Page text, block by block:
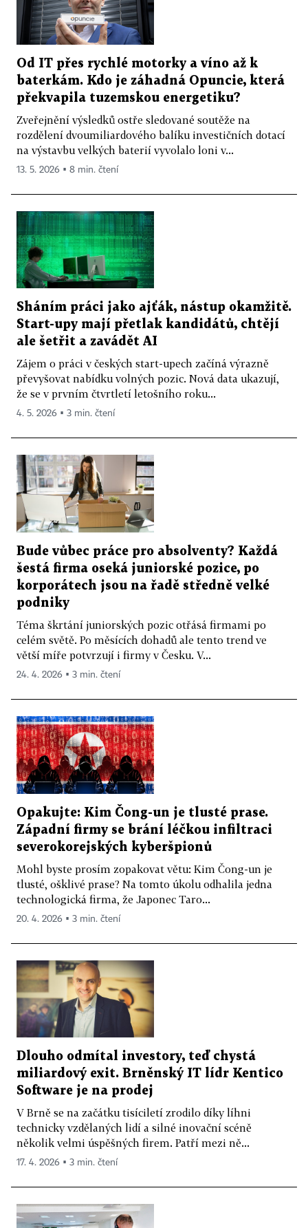
Od IT přes rychlé motorky a víno až k
baterkám. Kdo je záhadná Opuncie, která
překvapila tuzemskou energetiku?
Zveřejnění výsledků ostře sledované soutěže na
rozdělení dvoumiliardového balíku investičních dotací
na výstavbu velkých baterií vyvolalo loni v...
13. 5. 2026 ▪ 8 min. čtení
Sháním práci jako ajťák, nástup okamžitě.
Start-upy mají přetlak kandidátů, chtějí
ale šetřit a zavádět AI
Zájem o práci v českých start-upech začíná výrazně
převyšovat nabídku volných pozic. Nová data ukazují,
že se v prvním čtvrtletí letošního roku...
4. 5. 2026 ▪ 3 min. čtení
Bude vůbec práce pro absolventy? Každá
šestá firma oseká juniorské pozice, po
korporátech jsou na řadě středně velké
podniky
Téma škrtání juniorských pozic otřásá firmami po
celém světě. Po měsících dohadů ale tento trend ve
větší míře potvrzují i firmy v Česku. V...
24. 4. 2026 ▪ 3 min. čtení
Opakujte: Kim Čong-un je tlusté prase.
Západní firmy se brání léčkou infiltraci
severokorejských kyberšpionů
Mohl byste prosím zopakovat větu: Kim Čong-un je
tlusté, ošklivé prase? Na tomto úkolu odhalila jedna
technologická firma, že Japonec Taro...
20. 4. 2026 ▪ 3 min. čtení
Dlouho odmítal investory, teď chystá
miliardový exit. Brněnský IT lídr Kentico
Software je na prodej
V Brně se na začátku tisíciletí zrodilo díky líhni
technicky vzdělaných lidí a silné inovační scéně
několik velmi úspěšných firem. Patří mezi ně...
17. 4. 2026 ▪ 3 min. čtení